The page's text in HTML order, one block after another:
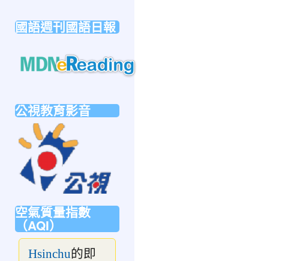
https://forms.gle/sb6qss7apF2uRjVc7
國語週刊國語日報
https://mdnereading.mdnkids.com
公視教育影音
空氣質量指數
（AQI）
Hsinchu的即